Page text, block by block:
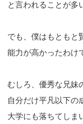
と言われることが多
でも、僕はもともと
能力が高かったわけ
むしろ、優秀な兄妹
自分だけ平凡以下の
大学にも落ちてしま